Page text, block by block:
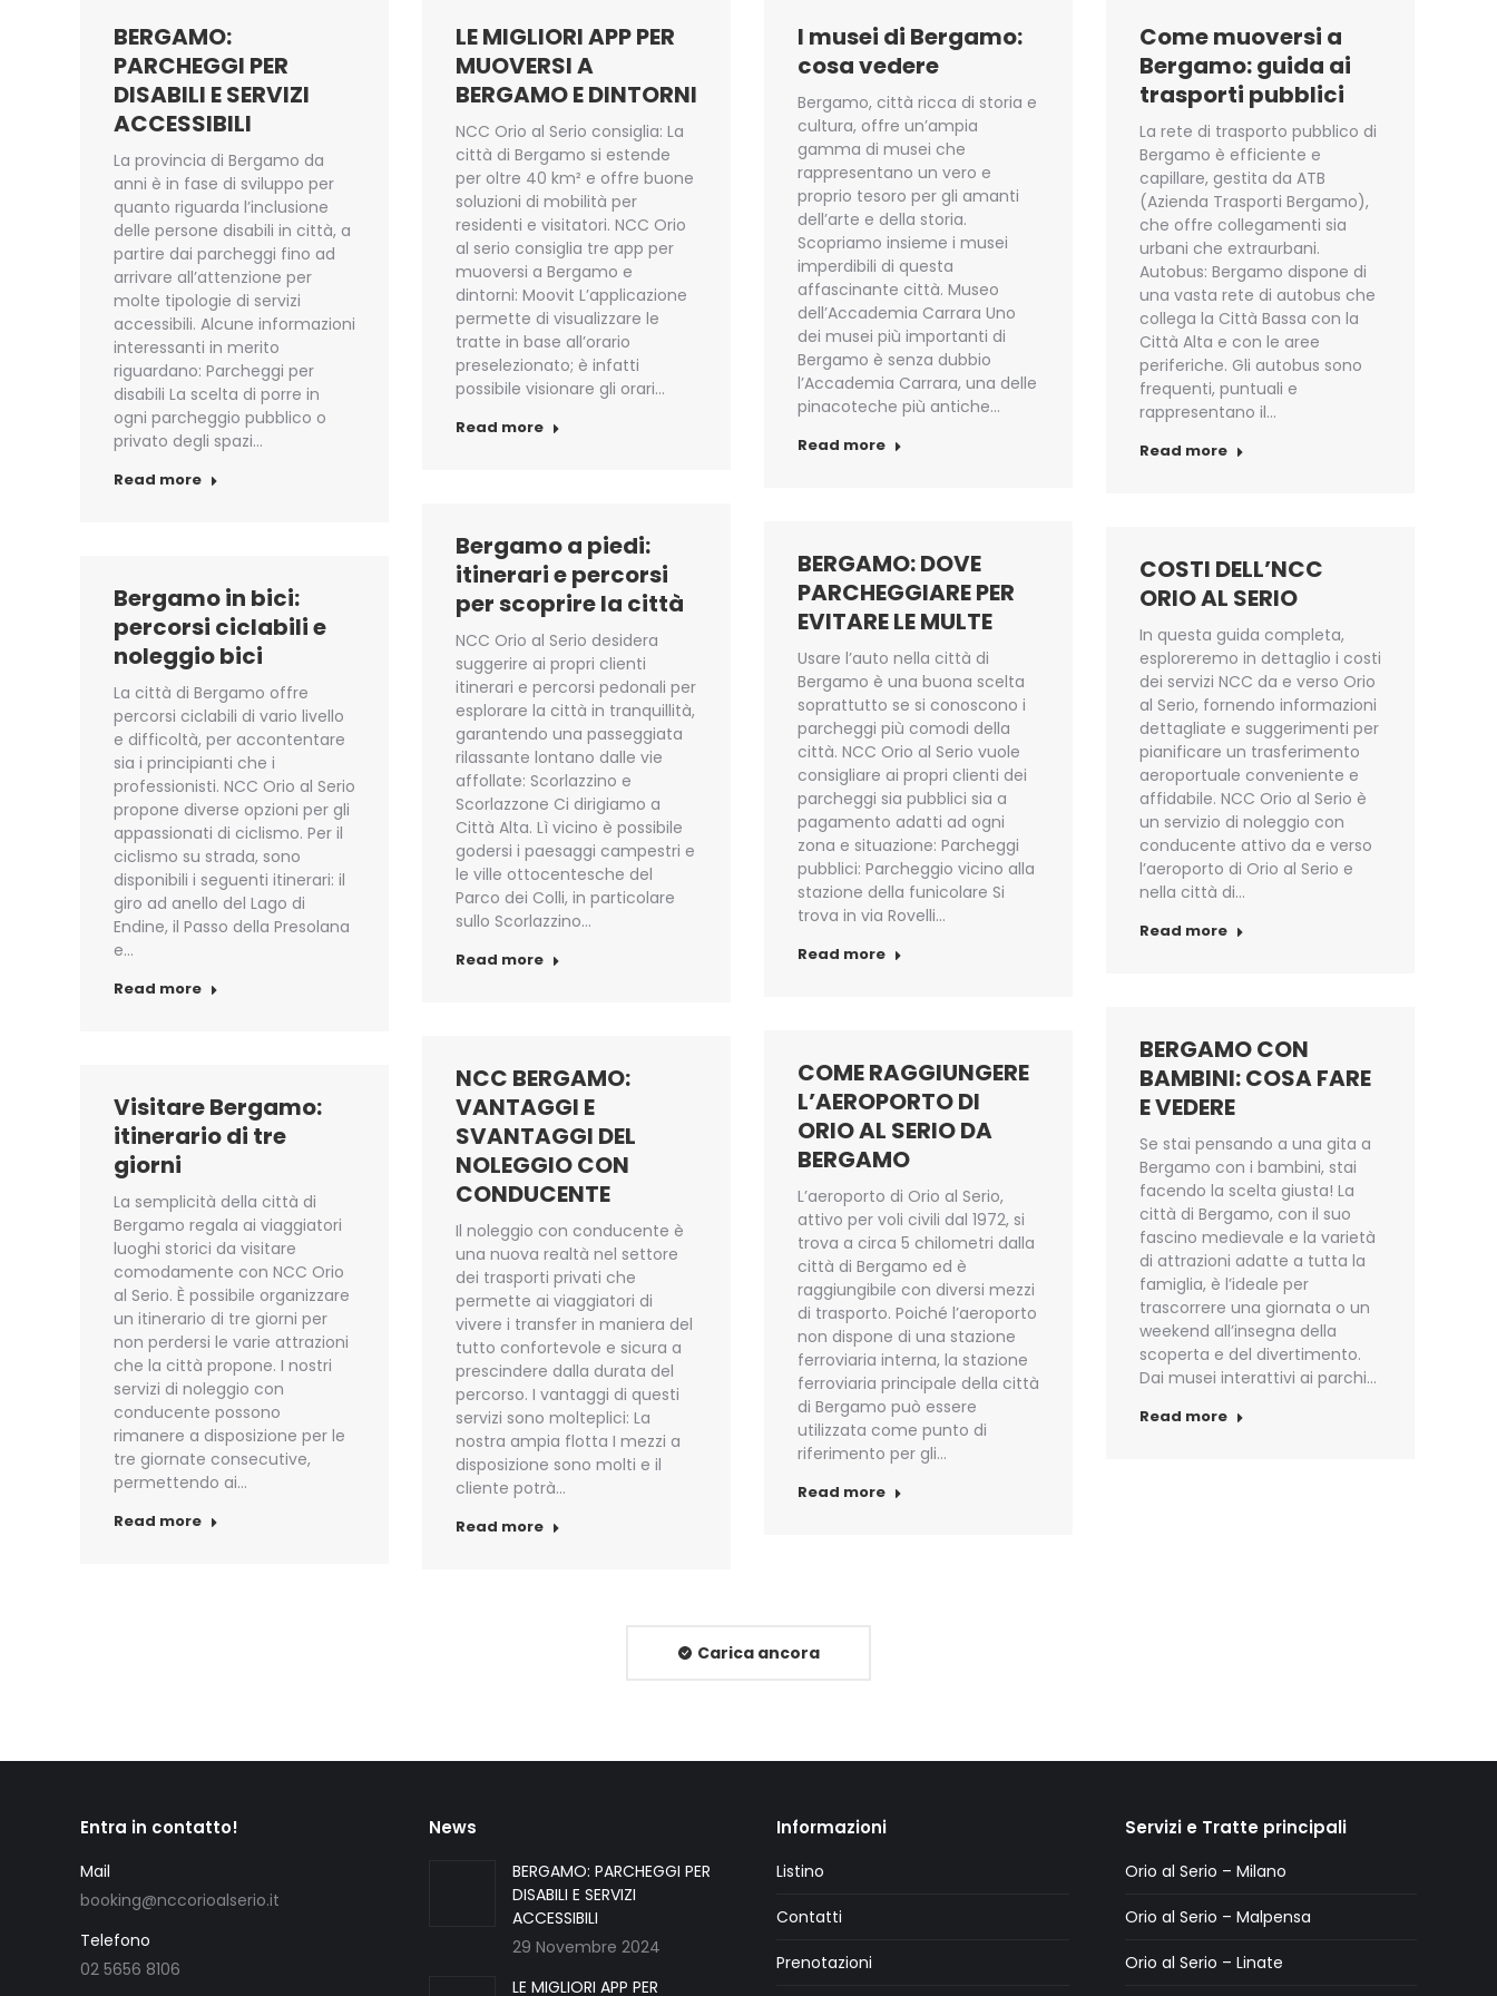
BERGAMO:
PARCHEGGI PER
DISABILI E SERVIZI
ACCESSIBILI
La provincia di Bergamo da
anni è in fase di sviluppo per
quanto riguarda l’inclusione
delle persone disabili in città, a
partire dai parcheggi fino ad
arrivare all’attenzione per
molte tipologie di servizi
accessibili. Alcune informazioni
interessanti in merito
riguardano: Parcheggi per
disabili La scelta di porre in
ogni parcheggio pubblico o
privato degli spazi…
Read more
LE MIGLIORI APP PER
MUOVERSI A
BERGAMO E DINTORNI
NCC Orio al Serio consiglia: La
città di Bergamo si estende
per oltre 40 km² e offre buone
soluzioni di mobilità per
residenti e visitatori. NCC Orio
al serio consiglia tre app per
muoversi a Bergamo e
dintorni: Moovit L’applicazione
permette di visualizzare le
tratte in base all’orario
preselezionato; è infatti
possibile visionare gli orari…
Read more
I musei di Bergamo:
cosa vedere
Bergamo, città ricca di storia e
cultura, offre un’ampia
gamma di musei che
rappresentano un vero e
proprio tesoro per gli amanti
dell’arte e della storia.
Scopriamo insieme i musei
imperdibili di questa
affascinante città. Museo
dell’Accademia Carrara Uno
dei musei più importanti di
Bergamo è senza dubbio
l’Accademia Carrara, una delle
pinacoteche più antiche…
Read more
Come muoversi a
Bergamo: guida ai
trasporti pubblici
La rete di trasporto pubblico di
Bergamo è efficiente e
capillare, gestita da ATB
(Azienda Trasporti Bergamo),
che offre collegamenti sia
urbani che extraurbani.
Autobus: Bergamo dispone di
una vasta rete di autobus che
collega la Città Bassa con la
Città Alta e con le aree
periferiche. Gli autobus sono
frequenti, puntuali e
rappresentano il…
Read more
Bergamo a piedi:
itinerari e percorsi
per scoprire la città
NCC Orio al Serio desidera
suggerire ai propri clienti
itinerari e percorsi pedonali per
esplorare la città in tranquillità,
garantendo una passeggiata
rilassante lontano dalle vie
affollate: Scorlazzino e
Scorlazzone Ci dirigiamo a
Città Alta. Lì vicino è possibile
godersi i paesaggi campestri e
le ville ottocentesche del
Parco dei Colli, in particolare
sullo Scorlazzino…
Read more
BERGAMO: DOVE
PARCHEGGIARE PER
EVITARE LE MULTE
Usare l’auto nella città di
Bergamo è una buona scelta
soprattutto se si conoscono i
parcheggi più comodi della
città. NCC Orio al Serio vuole
consigliare ai propri clienti dei
parcheggi sia pubblici sia a
pagamento adatti ad ogni
zona e situazione: Parcheggi
pubblici: Parcheggio vicino alla
stazione della funicolare Si
trova in via Rovelli…
Read more
COSTI DELL’NCC
ORIO AL SERIO
In questa guida completa,
esploreremo in dettaglio i costi
dei servizi NCC da e verso Orio
al Serio, fornendo informazioni
dettagliate e suggerimenti per
pianificare un trasferimento
aeroportuale conveniente e
affidabile. NCC Orio al Serio è
un servizio di noleggio con
conducente attivo da e verso
l’aeroporto di Orio al Serio e
nella città di…
Read more
Bergamo in bici:
percorsi ciclabili e
noleggio bici
La città di Bergamo offre
percorsi ciclabili di vario livello
e difficoltà, per accontentare
sia i principianti che i
professionisti. NCC Orio al Serio
propone diverse opzioni per gli
appassionati di ciclismo. Per il
ciclismo su strada, sono
disponibili i seguenti itinerari: il
giro ad anello del Lago di
Endine, il Passo della Presolana
e…
Read more
BERGAMO CON
BAMBINI: COSA FARE
E VEDERE
Se stai pensando a una gita a
Bergamo con i bambini, stai
facendo la scelta giusta! La
città di Bergamo, con il suo
fascino medievale e la varietà
di attrazioni adatte a tutta la
famiglia, è l’ideale per
trascorrere una giornata o un
weekend all’insegna della
scoperta e del divertimento.
Dai musei interattivi ai parchi…
Read more
COME RAGGIUNGERE
L’AEROPORTO DI
ORIO AL SERIO DA
BERGAMO
L’aeroporto di Orio al Serio,
attivo per voli civili dal 1972, si
trova a circa 5 chilometri dalla
città di Bergamo ed è
raggiungibile con diversi mezzi
di trasporto. Poiché l’aeroporto
non dispone di una stazione
ferroviaria interna, la stazione
ferroviaria principale della città
di Bergamo può essere
utilizzata come punto di
riferimento per gli…
Read more
NCC BERGAMO:
VANTAGGI E
SVANTAGGI DEL
NOLEGGIO CON
CONDUCENTE
Il noleggio con conducente è
una nuova realtà nel settore
dei trasporti privati che
permette ai viaggiatori di
vivere i transfer in maniera del
tutto confortevole e sicura a
prescindere dalla durata del
percorso. I vantaggi di questi
servizi sono molteplici: La
nostra ampia flotta I mezzi a
disposizione sono molti e il
cliente potrà…
Read more
Visitare Bergamo:
itinerario di tre
giorni
La semplicità della città di
Bergamo regala ai viaggiatori
luoghi storici da visitare
comodamente con NCC Orio
al Serio. È possibile organizzare
un itinerario di tre giorni per
non perdersi le varie attrazioni
che la città propone. I nostri
servizi di noleggio con
conducente possono
rimanere a disposizione per le
tre giornate consecutive,
permettendo ai…
Read more
Carica ancora
Entra in contatto!
Mail
booking@nccorioalserio.it
Telefono
02 5656 8106
News
BERGAMO: PARCHEGGI PER
DISABILI E SERVIZI
ACCESSIBILI
29 Novembre 2024
LE MIGLIORI APP PER
Informazioni
Listino
Contatti
Prenotazioni
Servizi e Tratte principali
Orio al Serio – Milano
Orio al Serio – Malpensa
Orio al Serio – Linate